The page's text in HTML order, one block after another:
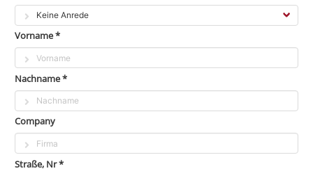
Vorname *
Nachname *
Company
Straße, Nr *